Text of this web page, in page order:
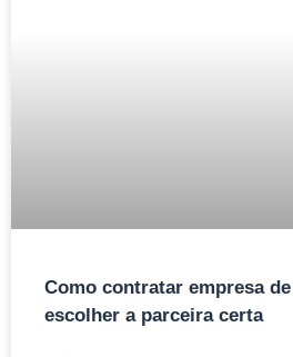
Como contratar empresa
escolher a parceira certa